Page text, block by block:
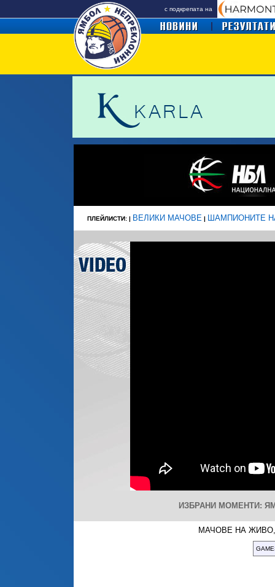
с подкрепата на
ПЛЕЙЛИСТИ: | ВЕЛИКИ МАЧОВЕ | ШАМПИОНИТЕ
ИЗБРАНИ МОМЕНТИ:
МАЧОВЕ НА ЖИВО,